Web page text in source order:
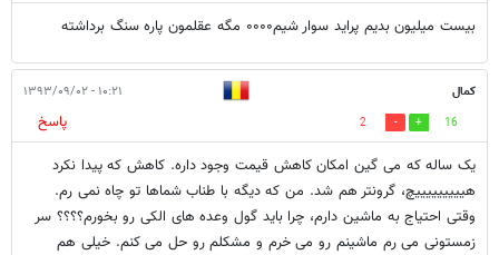
بیست میلیون بدیم پراید سوار شیم۰۰۰۰ مگه عقلمون پاره سنگ برداشته
کمال ۱۰:۲۱ - ۱۳۹۳/۰۹/۰۲
16
2
پاسخ
یک ساله که می گین امکان کاهش قیمت وجود داره. کاهش که پیدا نکرد
هیییییییییچ، گرونتر هم شد. من که دیگه با طناب شماها تو چاه نمی رم.
وقتی احتیاج به ماشین دارم، چرا باید گول وعده های الکی رو بخورم؟؟؟؟ سر
زمستونی می رم ماشینم رو می خرم و مشکلم رو حل می کنم. خیلی هم